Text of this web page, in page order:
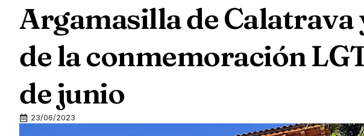
Argamasilla de Calatrava
de la conmemoración
de junio
23/06/2023